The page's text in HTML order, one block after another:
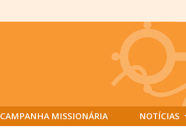
CAMPANHA MISSIONÁRIA NOTÍCIAS